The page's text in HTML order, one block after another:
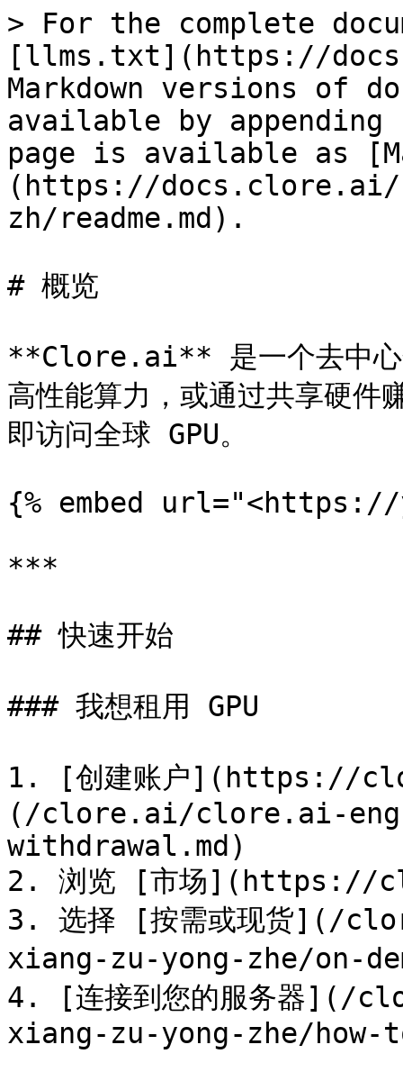
> For the complete
[llms.txt](https://
Markdown versions of
available by
page is available as
(https://
zh/readme.md).
# 概览
**Clore.ai** 是一个去中心
高性能算力，或通过共享硬件
即访问全球 GPU。
{% embed url="<https://
***
## 快速开始
### 我想租用 GPU
1. [创建账户](https://
(/clore.ai/clore.ai-
withdrawal.md)
2. 浏览 [市场](https://
3. 选择 [按需或现货](/
xiang-zu-yong-zhe/on-
4. [连接到您的服务器
xiang-zu-yong-zhe/how-